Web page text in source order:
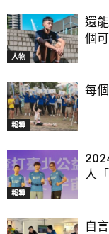
人物
還
個
報導
每
報導
人
自